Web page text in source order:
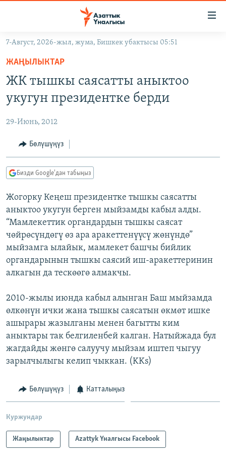
Навигацияга
өтүңүз
Издөөгө
салыңыз
ЭКОНОМИКА
МАДАНИЯТ
БОРБОР АЗИЯ
УКРАИНА
АТАЙЫН ИЛИКТӨӨ
ТВ ПРОГРАММАЛАР
ЭКСПЕРТТЕР ТАЛДАЙТ
БИЗ ЖАНА ДҮЙНӨ
ДАНИСТЕ
ЭЖЕ-СИҢДИЛЕР
ЫҢГАЙСЫЗ СУРООЛОР
ӨЗГӨЧӨ ПИКИР
Русский
ОНЛАЙН ШЕРИНЕ
ЭЕ/АРнун бардык сайттары
7-Август, 2026-жыл, жума, Бишкек убактысы 05:51
ЖАҢЫЛЫКТАР
ЖК тышкы саясатты аныктоо
укугун президентке берди
29-Июнь, 2012
Бөлүшүңүз
Бизди Google'дан табыңыз
Жогорку Кеңеш президентке тышкы саясатты
аныктоо укугун берген мыйзамды кабыл алды.
“Мамлекеттик органдардын тышкы саясат
чөйрөсүндөгү өз ара аракеттенүүсү жөнүндө”
мыйзамга ылайык, мамлекет башчы бийлик
органдарынын тышкы саясий иш-аракеттеринин
алкагын да тескөөгө алмакчы.
2010-жылы июнда кабыл алынган Баш мыйзамда
өлкөнүн ички жана тышкы саясатын өкмөт ишке
ашырары жазылганы менен багытты ким
аныктары так белгиленбей калган. Натыйжада бул
жагдайды жөнгө салуучу мыйзам иштеп чыгуу
зарылчылыгы келип чыккан. (KKs)
Бөлүшүңүз Катталыңыз
Куржундар
Жаңылыктар Azattyk Үналгысы Facebook